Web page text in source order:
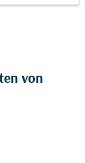
von